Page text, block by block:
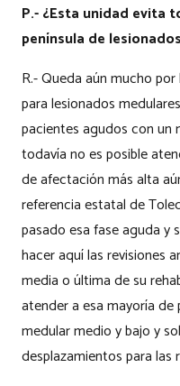
P.- ¿Esta unidad evita
península de
R.- Queda aún mucho
para lesionados
pacientes agudos con un
todavía no es posible
de afectación más alta
referencia estatal de
pasado esa fase aguda y
hacer aquí las revisiones
media o última de su
atender a esa mayoría
medular medio y bajo y
desplazamientos para las